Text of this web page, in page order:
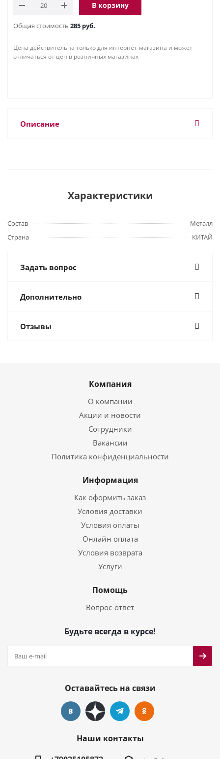
В корзину
Общая стоимость 285 руб.
Цена действительна только для интернет-магазина и может
отличаться от цен в розничных магазинах
Описание
Характеристики
Состав
Металл
Страна
КИТАЙ
Задать вопрос
Дополнительно
Отзывы
Компания
О компании
Акции и новости
Сотрудники
Вакансии
Политика конфиденциальности
Информация
Как оформить заказ
Условия доставки
Условия оплаты
Онлайн оплата
Условия возврата
Услуги
Помощь
Вопрос-ответ
Будьте всегда в курсе!
Оставайтесь на связи
Наши контакты